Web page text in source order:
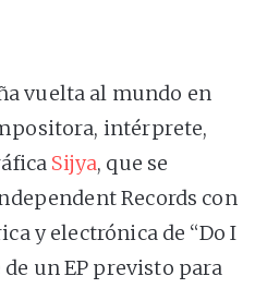
vuelta al mundo en
intérprete,
Sijya, que se
Records con
y electrónica de “Do I
un EP previsto para